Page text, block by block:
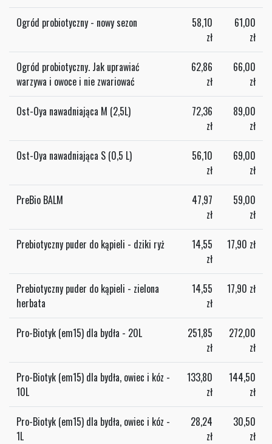
Ogród probiotyczny - nowy sezon
58,10
zł
61,00
zł
Ogród probiotyczny. Jak uprawiać
warzywa i owoce i nie zwariować
62,86
zł
66,00
zł
Ost-Oya nawadniająca M (2,5L)
72,36
zł
89,00
zł
Ost-Oya nawadniająca S (0,5 L)
56,10
zł
69,00
zł
PreBio BALM
47,97
zł
59,00
zł
Prebiotyczny puder do kąpieli - dziki ryż
14,55
zł
17,90 zł
Prebiotyczny puder do kąpieli - zielona
herbata
14,55
zł
17,90 zł
Pro-Biotyk (em15) dla bydła - 20L
251,85
zł
272,00
zł
Pro-Biotyk (em15) dla bydła, owiec i kóz -
10L
133,80
zł
144,50
zł
Pro-Biotyk (em15) dla bydła, owiec i kóz -
1L
28,24
zł
30,50
zł